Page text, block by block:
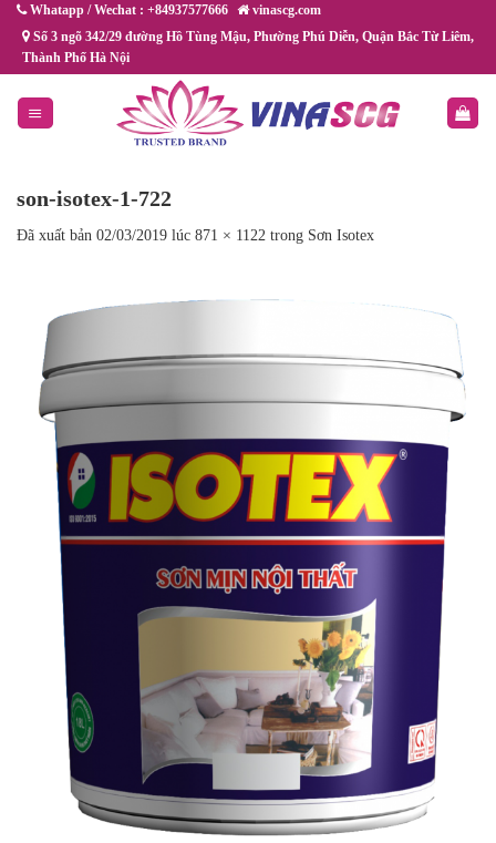
ChuyểnWhatapp / Wechat : +84937577666
vinascg.com
Số 3 ngõ 342/29 đường Hồ Tùng Mậu, Phường Phú Diễn, Quận Bắc Từ Liêm,
Thành Phố Hà Nội
son-isotex-1-722
Đã xuất bản 02/03/2019 lúc 871 × 1122 trong Sơn Isotex